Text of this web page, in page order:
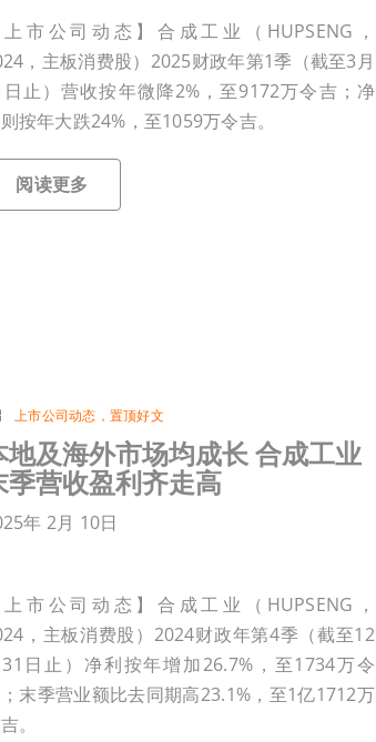
上市公司动态】合成工业（HUPSENG，
，主板消费股）2025财政年第1季（截至3月
止）营收按年微降2%，至9172万令吉；净
按年大跌24%，至1059万令吉。
阅读更多
上市公司动态 ， 置顶好文
地及海外市场均成长 合成工业
季营收盈利齐走高
年 2月 10日
上市公司动态】合成工业（HUPSENG，
，主板消费股）2024财政年第4季（截至12
31日止）净利按年增加26.7%，至1734万令
末季营业额比去同期高23.1%，至1亿1712万
。